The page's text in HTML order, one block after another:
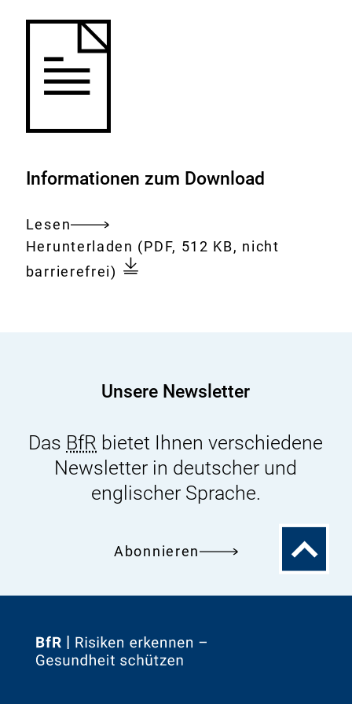
Informationen zum Download
Lesen
Gesamtes
Dokument
Download:
Herunterladen BfR-
Corona-
3.
2021
(PDF, 512 KB, nicht
barrierefrei)
Unsere Newsletter
Das BfR bietet Ihnen verschiedene
Newsletter in deutscher und
englischer Sprache.
Abonnieren
Zum
Zur